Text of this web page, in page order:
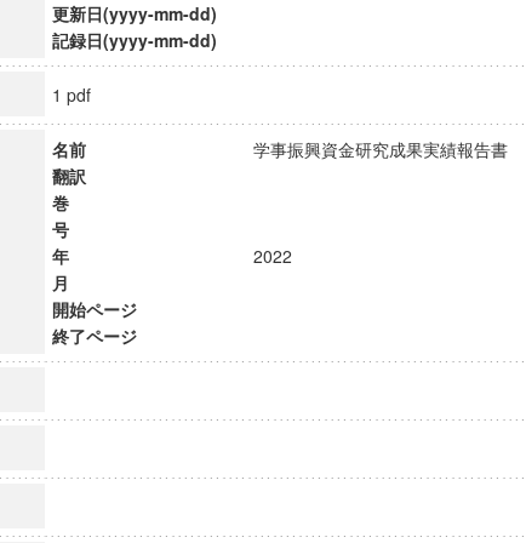
更新日(yyyy-mm-dd)
記録日(yyyy-mm-dd)
1 pdf
名前
学事振興資金研究成果実績報告
翻訳
巻
号
年
2022
月
開始ページ
終了ページ